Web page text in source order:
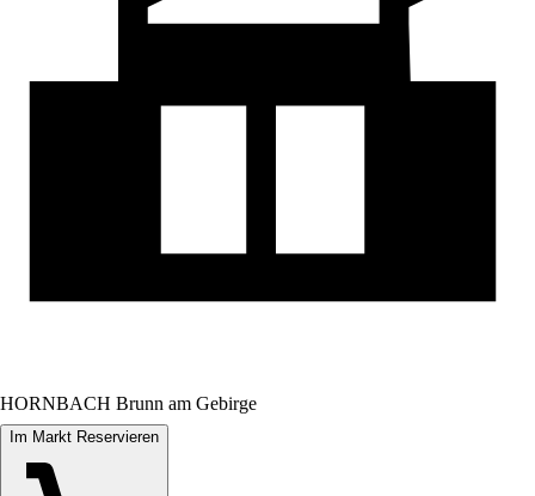
HORNBACH Brunn am Gebirge
Im Markt Reservieren